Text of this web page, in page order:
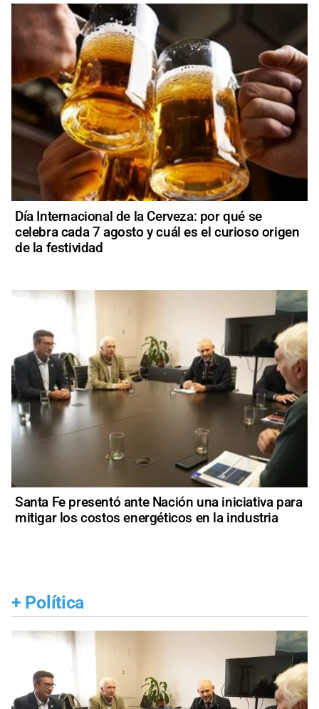
Día Internacional de la Cerveza: por qué se
celebra cada 7 agosto y cuál es el curioso origen
de la festividad
Santa Fe presentó ante Nación una iniciativa para
mitigar los costos energéticos en la industria
+ Política